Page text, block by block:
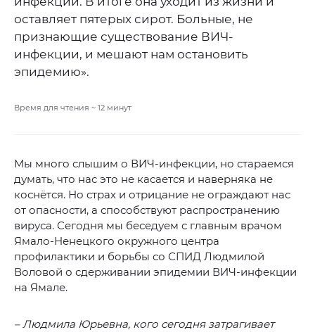
оставляет пятерых сирот. Больные, не
признающие существование ВИЧ-
инфекции, и мешают нам остановить
эпидемию».
Время для чтения ~ 12 минут
Мы много слышим о ВИЧ-инфекции, но стараемся
думать, что нас это не касается и наверняка не
коснётся. Но страх и отрицание не ограждают нас
от опасности, а способствуют распространению
вируса. Сегодня мы беседуем с главным врачом
Ямало-Ненецкого окружного центра
профилактики и борьбы со СПИД Людмилой
Воловой о сдерживании эпидемии ВИЧ-инфекции
на Ямале.
– Людмила Юрьевна, кого сегодня затрагивает